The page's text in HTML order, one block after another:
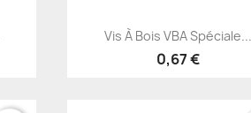
Aperçu rapide
Vis À Bois VBA Spéciale...
0,67 €